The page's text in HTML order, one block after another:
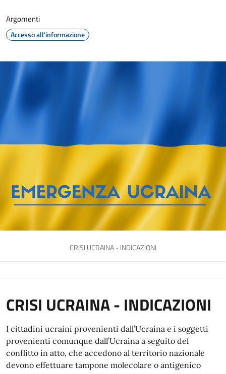
Argomenti
Accesso all'informazione
CRISI UCRAINA - INDICAZIONI
CRISI UCRAINA - INDICAZIONI
I cittadini ucraini provenienti dall’Ucraina e i soggetti
provenienti comunque dall’Ucraina a seguito del
conflitto in atto, che accedono al territorio nazionale
devono effettuare tampone molecolare o antigenico